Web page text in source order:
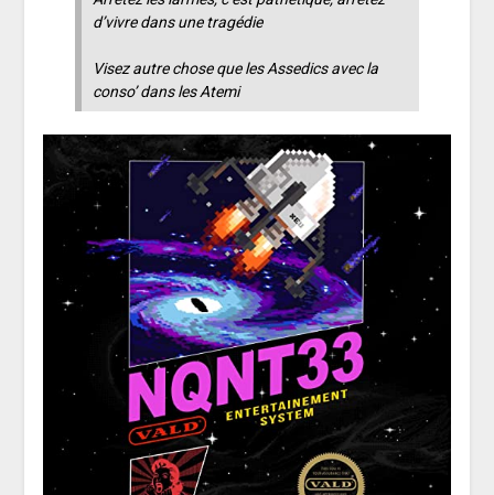
d’vivre dans une tragédie
Visez autre chose que les Assedics avec la
conso’ dans les Atemi